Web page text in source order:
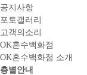
공지사항
포토갤러리
고객의소리
OK혼수백화점
OK혼수백화점 소개
층별안내